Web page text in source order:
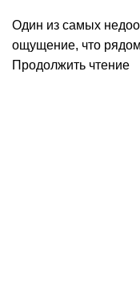
Один из самых
ощущение, что
Продолжить чтение